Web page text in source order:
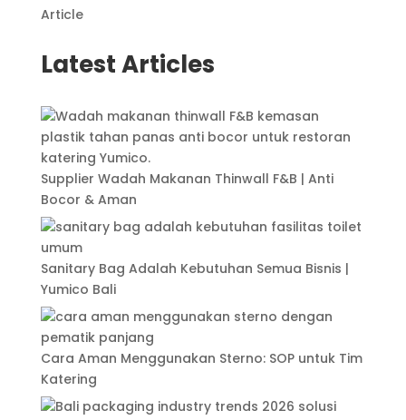
Article
Latest Articles
Supplier Wadah Makanan Thinwall F&B | Anti
Bocor & Aman
Sanitary Bag Adalah Kebutuhan Semua Bisnis |
Yumico Bali
Cara Aman Menggunakan Sterno: SOP untuk Tim
Katering